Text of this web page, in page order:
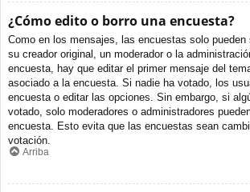
¿Cómo edito o borro una encuesta?
Como en los mensajes, las encuestas solo pueden
su creador original, un moderador o la
encuesta, hay que editar el primer mensaje del
asociado a la encuesta. Si nadie ha votado, los
encuesta o editar las opciones. Sin embargo, si
votado, solo moderadores o administradores
encuesta. Esto evita que las encuestas sean
votación.
Arriba